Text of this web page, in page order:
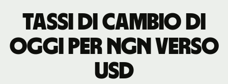
Tassi di cambio di
oggi per NGN verso
USD